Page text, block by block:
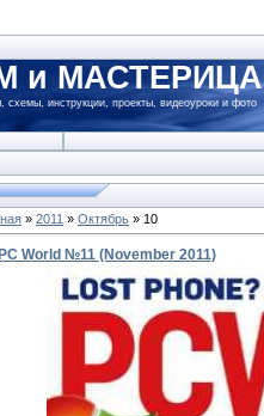
и
схемы, инструкции, проекты, видеоуроки и фото
» 2011 » Октябрь » 10
PC World №11 (November 2011)